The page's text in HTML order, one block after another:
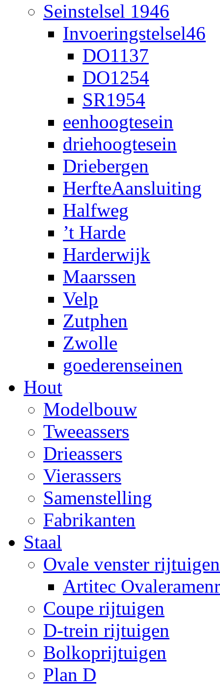
Seinstelsel 1946
Invoeringstelsel46
DO1137
DO1254
SR1954
eenhoogtesein
driehoogtesein
Driebergen
HerfteAansluiting
Halfweg
’t Harde
Harderwijk
Maarssen
Velp
Zutphen
Zwolle
goederenseinen
Hout
Modelbouw
Tweeassers
Drieassers
Vierassers
Samenstelling
Fabrikanten
Staal
Ovale venster rijtuigen
Artitec
Coupe rijtuigen
D-trein rijtuigen
Bolkoprijtuigen
Plan D